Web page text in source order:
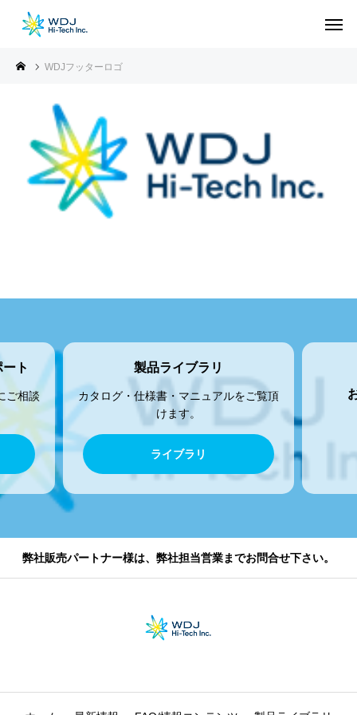
WDJフッターロゴ
ト
ご相談
製品ライブラリ
カタログ・仕様書・マニュアルをご覧頂
けます。
ライブラリ
弊社販売パートナー様は、弊社担当営業までお問合せ下さい。